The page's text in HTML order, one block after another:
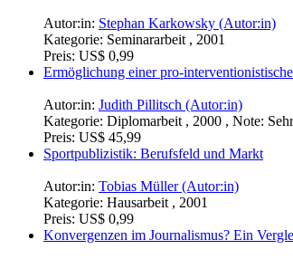
Autor:in: Stephan Karkowsky (Autor:in)
Kategorie: Seminararbeit , 2001
Preis: US$ 0,99
Ermöglichung einer pro-
Autor:in: Judith Pillitsch (Autor:in)
Kategorie: Diplomarbeit , 2000 , Note:
Preis: US$ 45,99
Sportpublizistik: Berufsfeld und Markt
Autor:in: Tobias Müller (Autor:in)
Kategorie: Hausarbeit , 2001
Preis: US$ 0,99
Konvergenzen im Journalismus? Ein